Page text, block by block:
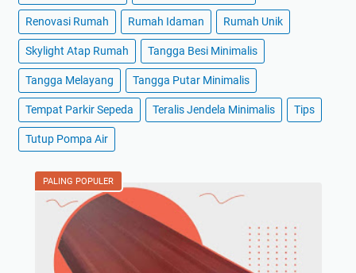
Renovasi Rumah Rumah Idaman Rumah Unik
Skylight Atap Rumah Tangga Besi Minimalis
Tangga Melayang Tangga Putar Minimalis
Tempat Parkir Sepeda Teralis Jendela Minimalis Tips
Tutup Pompa Air
PALING POPULER